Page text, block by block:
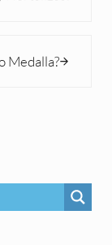
Medalla?